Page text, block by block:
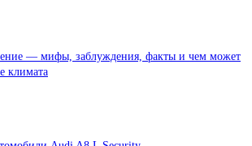
— мифы, заблуждения, факты и чем может
климата